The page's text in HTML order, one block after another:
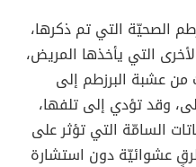
الصحيّة التي تم ذكرها،
التي يأخذها المريض،
من عشبة البرزطم إلى
وقد تؤدي إلى تلفها،
السامّة التي تؤثر على
عشوائيّة دون استشارة